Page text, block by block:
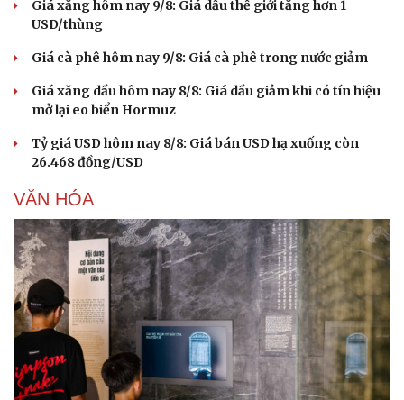
Giá xăng hôm nay 9/8: Giá dầu thế giới tăng hơn 1
USD/thùng
Giá cà phê hôm nay 9/8: Giá cà phê trong nước giảm
Giá xăng dầu hôm nay 8/8: Giá dầu giảm khi có tín hiệu
mở lại eo biển Hormuz
Tỷ giá USD hôm nay 8/8: Giá bán USD hạ xuống còn
26.468 đồng/USD
VĂN HÓA